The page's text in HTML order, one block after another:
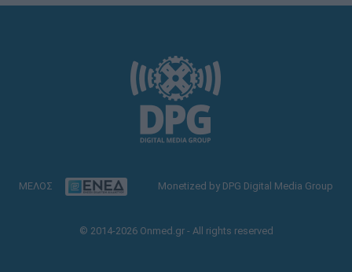
ΜΕΛΟΣ Monetized by DPG Digital Media Group
© 2014-2026 Onmed.gr - All rights reserved